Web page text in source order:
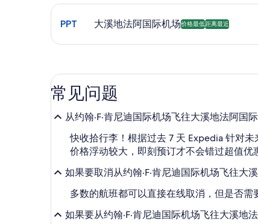
选择前往大溪地法阿国际机场 (PPT) 的航班。
PPT 大溪地法阿国际机场价格最低距离最近
常见问题
从约翰·F·肯尼迪国际机场飞往大溪地法阿国
快收拾行李！根据过去 7 天 Expedia 针对
价格浮动较大，即刻预订才不会错过超值优
如果要取消从约翰·F·肯尼迪国际机场飞往大
多数的航班都可以直接在线取消，但是否
如果要从约翰·F·肯尼迪国际机场飞往大溪地